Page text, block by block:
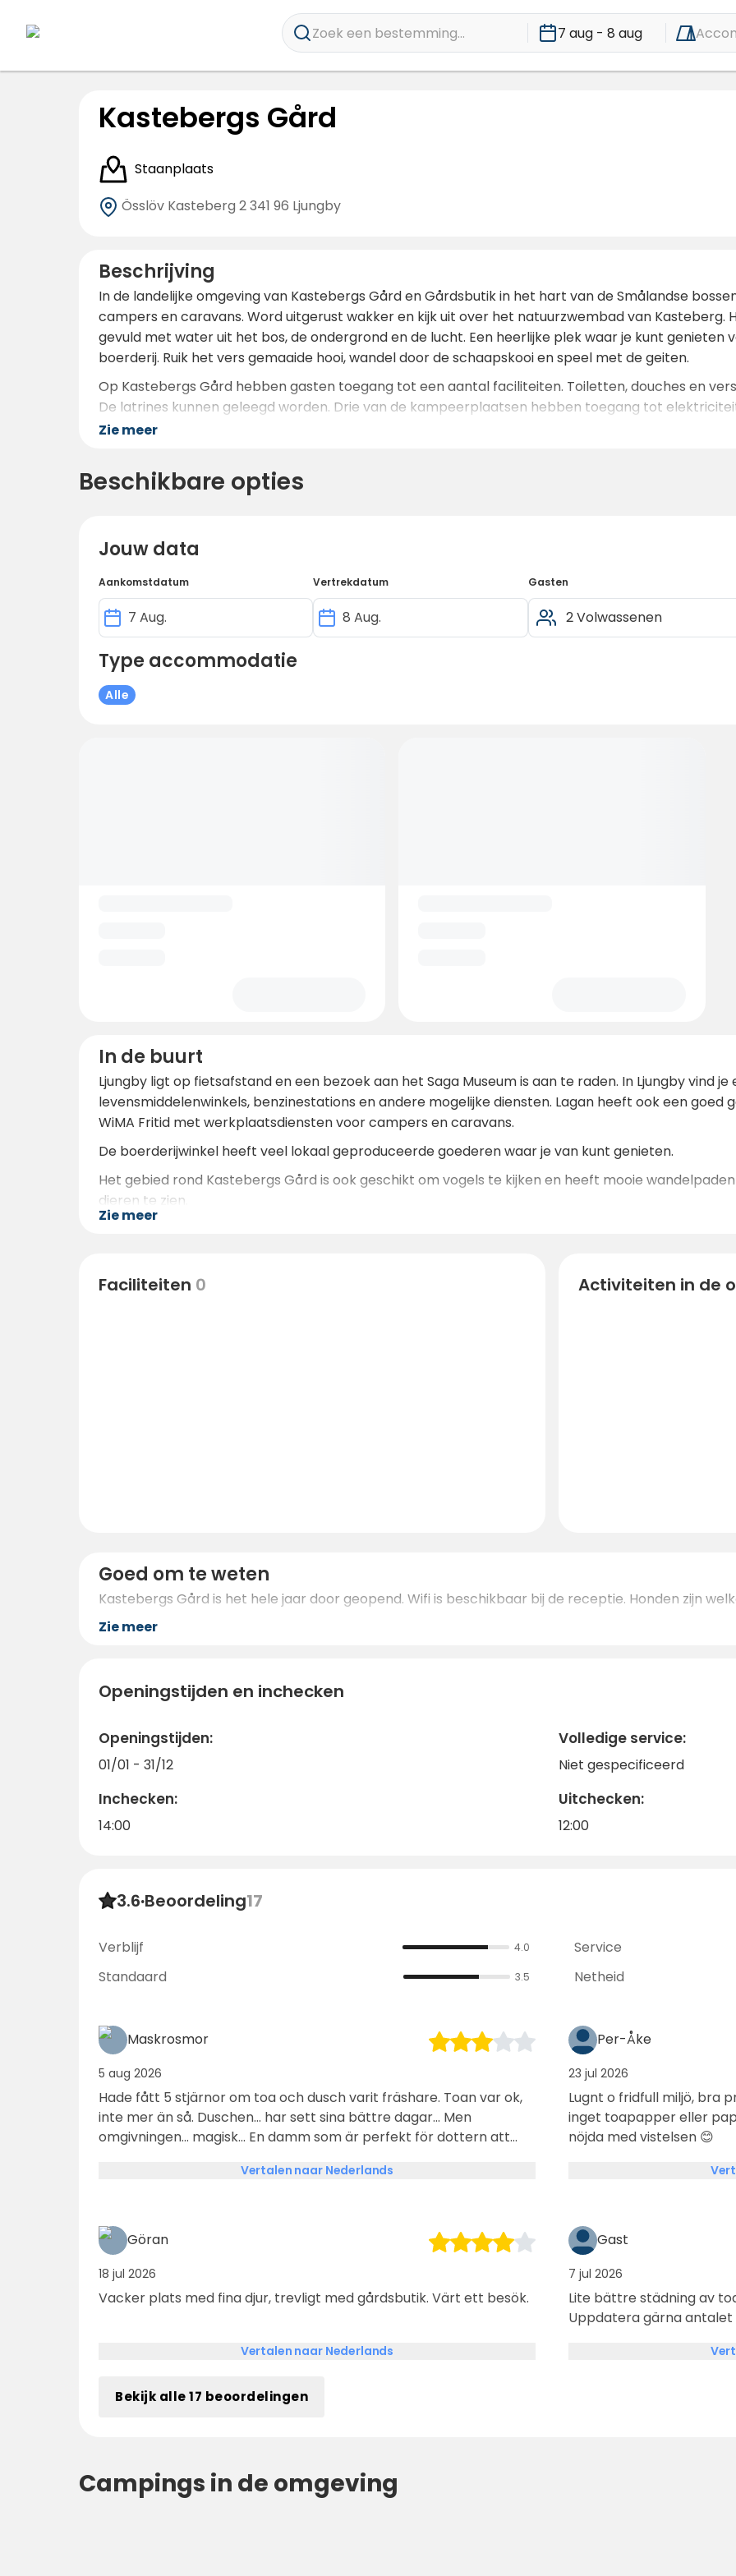
Zoek een bestemming... 7 aug - 8 aug
Kastebergs Gård
Staanplaats
Össlöv Kasteberg 2341 96 Ljungby
Beschrijving
In de landelijke omgeving van Kastebergs Gård en Gårdsbutik in het hart van de Smålandse
campers en caravans. Word uitgerust wakker en kijk uit over het natuurzwembad van Kasteberg.
gevuld met water uit het bos, de ondergrond en de lucht. Een heerlijke plek waar je kunt genieten
boerderij. Ruik het vers gemaaide hooi, wandel door de schaapskooi en speel met de geiten.
Op Kastebergs Gård hebben gasten toegang tot een aantal faciliteiten. Toiletten, douches en
De latrines kunnen geleegd worden. Drie van de kampeerplaatsen hebben toegang tot
wie het eerst komt, het eerst maalt. Elektriciteit kan niet vooraf worden gereserveerd.
Zie meer
Beschikbare opties
Jouw data
Aankomstdatum Vertrekdatum Gasten
Type accommodatie
Alle
In de buurt
Ljungby ligt op fietsafstand en een bezoek aan het Saga Museum is aan te raden. In Ljungby vind
levensmiddelenwinkels, benzinestations en andere mogelijke diensten. Lagan heeft ook een goed
WiMA Fritid met werkplaatsdiensten voor campers en caravans.
De boerderijwinkel heeft veel lokaal geproduceerde goederen waar je van kunt genieten.
Het gebied rond Kastebergs Gård is ook geschikt om vogels te kijken en heeft mooie
dieren te zien.
Zie meer
Faciliteiten 0 Activiteiten in de
Goed om te weten
Kastebergs Gård is het hele jaar door geopend. Wifi is beschikbaar bij de receptie. Honden zijn
Zie meer
Openingstijden en inchecken
Openingstijden:
01/01 - 31/12
Volledige service:
Niet gespecificeerd
Inchecken:
14:00
Uitchecken:
12:00
3.6·Beoordeling17
Verblijf 4.0
Service
Standaard
3.5 Netheid
Maskrosmor
5 aug 2026
Hade fått 5 stjärnor om toa och dusch varit fräshare. Toan var ok,
inte mer än så. Duschen... har sett sina bättre dagar... Men
omgivningen... magisk... En damm som är perfekt för dottern att
in hos. En äventyrsbana i skogen bakom oss. En spännande
med. Vi har funnit ett smultronställe som vi helt klart kommer
återkomma till.
Vertalen naar Nederlands
Per-Åke
23 jul 2026
Lugnt o fridfull miljö, bra pris Kanske en tillfällighet men
inget toapapper eller
nöjda med vistelsen 😊
Göran
18 jul 2026
Vacker plats med fina djur, trevligt med gårdsbutik. Värt ett besök.
Vertalen naar Nederlands
Gast
7 jul 2026
Lite bättre städning av
Uppdatera gärna
Bekijk alle 17 beoordelingen
Campings in de omgeving